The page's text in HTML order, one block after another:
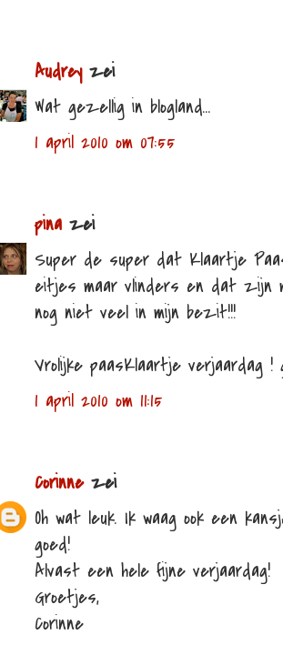
Audreyzei
Wat gezellig in blogland...
1 april 2010 om 07:55
pina zei
Super de super dat Klaartje
eitjes maar vlinders en dat zijn
nog niet veel in mijn bezit!!!
Vrolijke paasKlaartje verjaardag !
1 april 2010 om 11:15
Corinnezei
Oh wat leuk. Ik waag ook een
goed!
Alvast een hele fijne verjaardag!
Groetjes,
Corinne